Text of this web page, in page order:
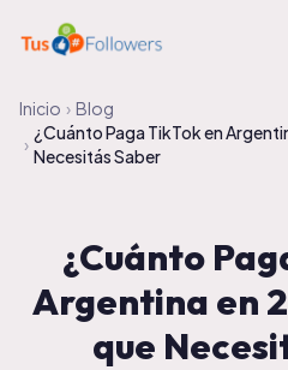
Inicio › Blog
›
¿Cuánto Paga TikTok en
Necesitás Saber
¿Cuánto
Argentina en
que